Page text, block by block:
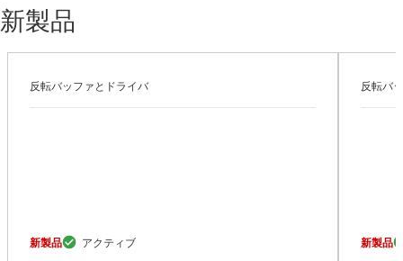
新製品
反転バッファとドライバ
新製品
反転バ
新製品